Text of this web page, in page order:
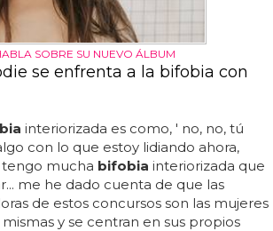
SOBRE SU NUEVO ÁLBUM
se enfrenta a la bifobia con
interiorizada es como, ' no, no, tú
con lo que estoy lidiando ahora,
mucha bifobia interiorizada que
me he dado cuenta de que las
de estos concursos son las mujeres
y se centran en sus propios